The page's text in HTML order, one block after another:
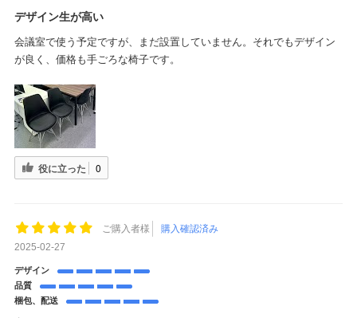
デザイン生が高い
会議室で使う予定ですが、まだ設置していません。それでもデザイン
が良く、価格も手ごろな椅子です。
役に立った 0
ご購入者様
購入確認済み
2025-02-27
デザイン
品質
梱包、配送